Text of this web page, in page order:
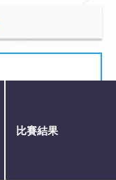
比賽結果